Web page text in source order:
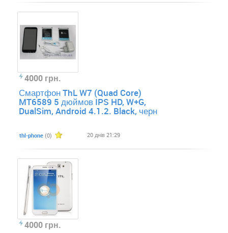
4000 грн.
Смартфон ThL W7 (Quad Core)
MT6589 5 дюймов IPS HD, W+G,
DualSim, Android 4.1.2. Black, черн
thl-phone (0) 20 днів 21:29
4000 грн.